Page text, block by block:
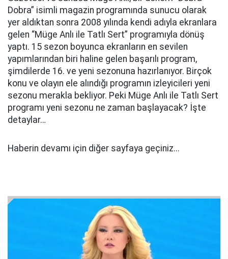
Dobra” isimli magazin programında sunucu olarak
yer aldıktan sonra 2008 yılında kendi adıyla ekranlara
gelen “Müge Anlı ile Tatlı Sert” programıyla dönüş
yaptı. 15 sezon boyunca ekranların en sevilen
yapımlarından biri haline gelen başarılı program,
şimdilerde 16. ve yeni sezonuna hazırlanıyor. Birçok
konu ve olayın ele alındığı programın izleyicileri yeni
sezonu merakla bekliyor. Peki Müge Anlı ile Tatlı Sert
programı yeni sezonu ne zaman başlayacak? İşte
detaylar…
Haberin devamı için diğer sayfaya geçiniz...